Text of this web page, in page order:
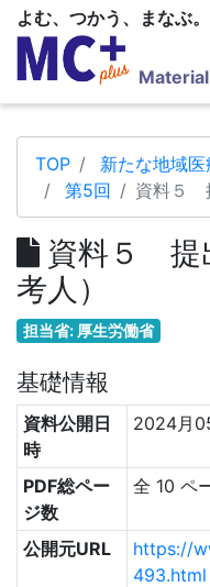
よむ、つかう、まなぶ。
Material
TOP
新たな地域
第5回
資料５
資料５ 提
考人）
担当省: 厚生労働省
基礎情報
資料公開日
時
2024月
PDF総ペー
ジ数
全 10 ペ
公開元URL
https://
493.html